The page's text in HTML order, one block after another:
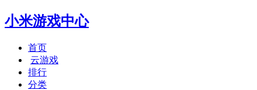
小米游戏中心
首页
云游戏
排行
分类